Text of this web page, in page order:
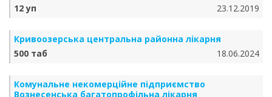
12 уп
23.12.2019
Кривоозерська центральна районна лікарня
500 таб
18.06.2024
Комунальне некомерційне підприємство
Вознесенська багатопрофільна лікарня